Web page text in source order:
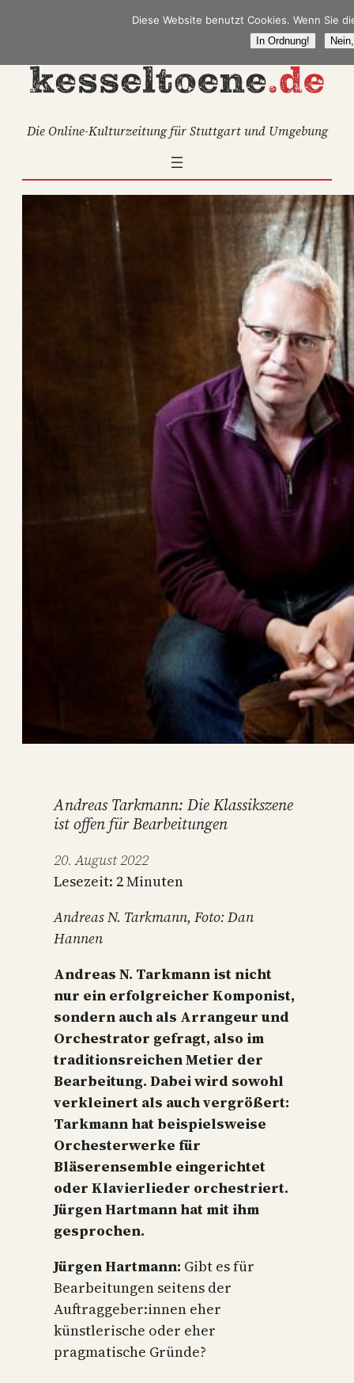
Die Online-Kulturzeitung für Stuttgart und Umgebung
Andreas Tarkmann: Die Klassikszene
ist offen für Bearbeitungen
20. August 2022
Lesezeit: 2Minuten
Andreas N. Tarkmann, Foto: Dan
Hannen
Andreas N. Tarkmann ist nicht
nur ein erfolgreicher Komponist,
sondern auch als Arrangeur und
Orchestrator gefragt, also im
traditionsreichen Metier der
Bearbeitung. Dabei wird sowohl
verkleinert als auch vergrößert:
Tarkmann hat beispielsweise
Orchesterwerke für
Bläserensemble eingerichtet
oder Klavierlieder orchestriert.
Jürgen Hartmann hat mit ihm
gesprochen.
Jürgen Hartmann: Gibt es für
Bearbeitungen seitens der
Auftraggeber:innen eher
künstlerische oder eher
pragmatische Gründe?
Diese Website benutzt Cookies. Wenn Sie
In Ordnung!